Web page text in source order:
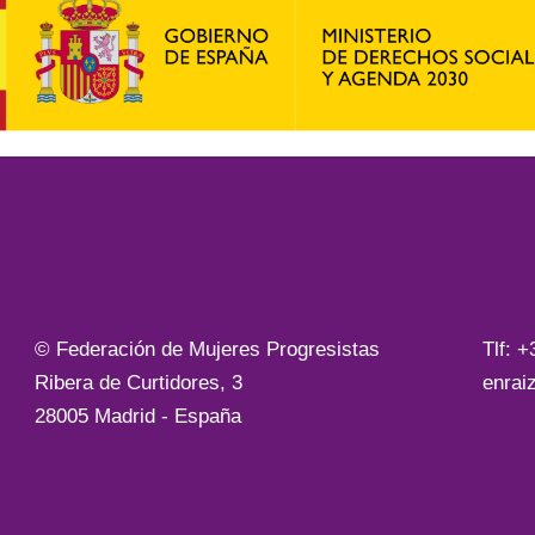
© Federación de Mujeres Progresistas
Ribera de Curtidores, 3
28005 Madrid - España
Tlf: